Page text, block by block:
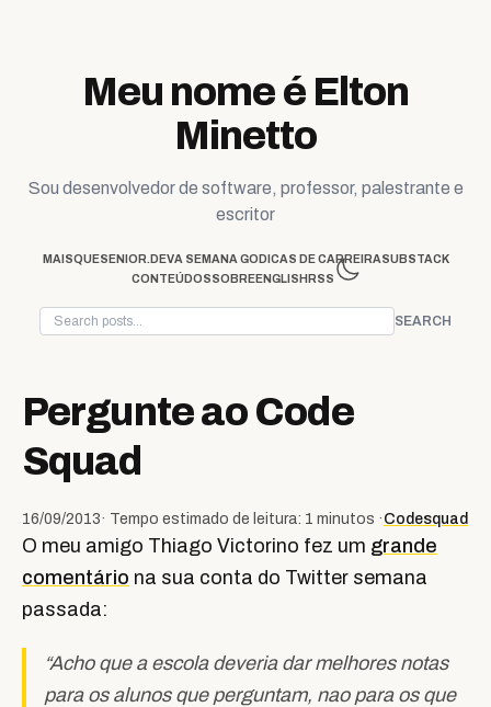
Meu nome é Elton
Minetto
Sou desenvolvedor de software, professor, palestrante e
escritor
MAISQUESENIOR.DEVA SEMANA GO DICAS DE CARREIRASUBSTACK
CONTEÚDOSSOBREENGLISH RSS
SEARCH
Pergunte ao Code
Squad
16/09/2013· Tempo estimado de leitura: 1 minutos · Codesquad
O meu amigo Thiago Victorino fez um grande
comentário na sua conta do Twitter semana
passada:
“Acho que a escola deveria dar melhores notas
para os alunos que perguntam, nao para os que